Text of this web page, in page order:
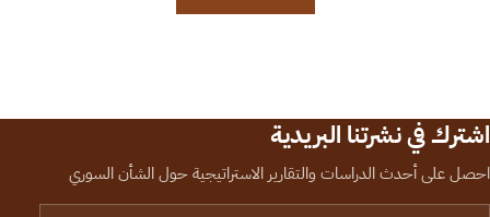
اشترك في نشرتنا البريدية
احصل على أحدث الدراسات والتقارير الاستراتيجية حول الشأن السوري